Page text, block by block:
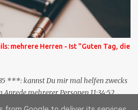
einen 'Ping' schickt, d.h. ein paar
meines Eintrags, Kurzzitat meines
nichts Anderes tun, als die
meines Beitrags in ein bestimmtes
einzufügen. Trackbacks
recht selten. Das Trackback-
mehrere Herren - Ist "Guten Tag, die
***: kannst Du mir mal helfen zwecks
mehrerer Personen 11:34:52
? 11:35:07 ***: Sehr geehrte Herren,